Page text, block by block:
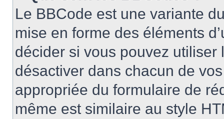
Le BBCode est une variante
mise en forme des éléments
décider si vous pouvez
désactiver dans chacun de
appropriée du formulaire de
même est similaire au style